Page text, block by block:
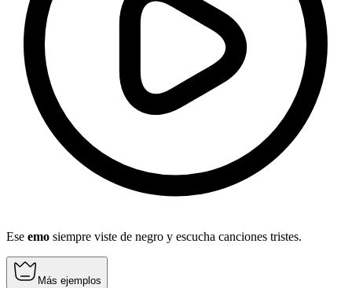
Ese emo siempre viste de negro y escucha canciones tristes.
Más ejemplos